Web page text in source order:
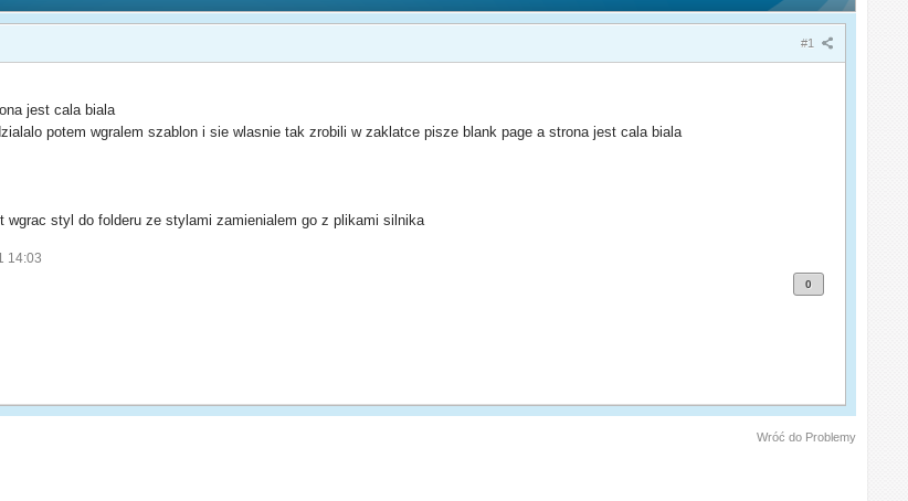
#1
jest cala biala
potem wgralem szablon i sie wlasnie tak zrobili w zaklatce pisze blank page a strona jest cala biala
styl do folderu ze stylami zamienialem go z plikami silnika
14:03
0
Wróć do Problemy